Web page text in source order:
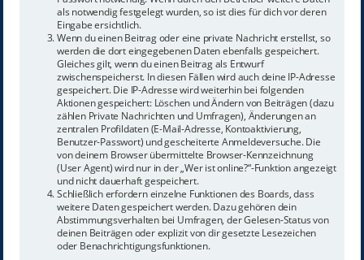
als notwendig festgelegt wurden, so ist dies für dich vor deren
Eingabe ersichtlich.
Wenn du einen Beitrag oder eine private Nachricht erstellst, so
werden die dort eingegebenen Daten ebenfalls gespeichert.
Gleiches gilt, wenn du einen Beitrag als Entwurf
zwischenspeicherst. In diesen Fällen wird auch deine IP-Adresse
gespeichert. Die IP-Adresse wird weiterhin bei folgenden
Aktionen gespeichert: Löschen und Ändern von Beiträgen (dazu
zählen Private Nachrichten und Umfragen), Änderungen an
zentralen Profildaten (E-Mail-Adresse, Kontoaktivierung,
Benutzer-Passwort) und gescheiterte Anmeldeversuche. Die
von deinem Browser übermittelte Browser-Kennzeichnung
(User Agent) wird nur in der „Wer ist online?“-Funktion angezeigt
und nicht dauerhaft gespeichert.
Schließlich erfordern einzelne Funktionen des Boards, dass
weitere Daten gespeichert werden. Dazu gehören dein
Abstimmungsverhalten bei Umfragen, der Gelesen-Status von
deinen Beiträgen oder explizit von dir gesetzte Lesezeichen
oder Benachrichtigungsfunktionen.